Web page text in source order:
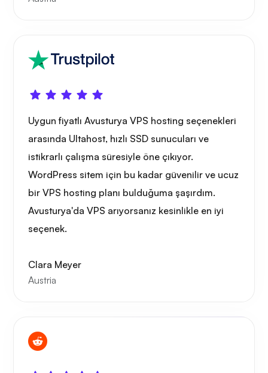
Uygun fiyatlı Avusturya VPS hosting seçenekleri
arasında Ultahost, hızlı SSD sunucuları ve
istikrarlı çalışma süresiyle öne çıkıyor.
WordPress sitem için bu kadar güvenilir ve ucuz
bir VPS hosting planı bulduğuma şaşırdım.
Avusturya'da VPS arıyorsanız kesinlikle en iyi
seçenek.
Clara Meyer
Austria